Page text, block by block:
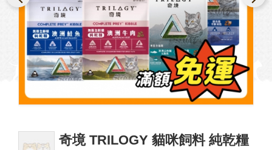
奇境 TRILOGY 貓咪飼料 純乾糧